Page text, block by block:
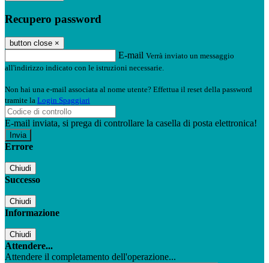
Recupero password
button close ×
E-mail Verrà inviato un messaggio
all'indirizzo indicato con le istruzioni necessarie.
Non hai una e-mail associata al nome utente? Effettua il reset della password
tramite la Login Spaggiari
E-mail inviata, si prega di controllare la casella di posta elettronica!
Errore
Chiudi
Successo
Chiudi
Informazione
Chiudi
Attendere...
Attendere il completamento dell'operazione...